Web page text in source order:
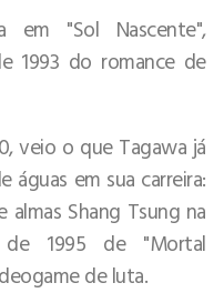
em "Sol Nascente",
1993 do romance de
veio o que Tagawa já
em sua carreira:
Shang Tsung na
de 1995 de "Mortal
de luta.